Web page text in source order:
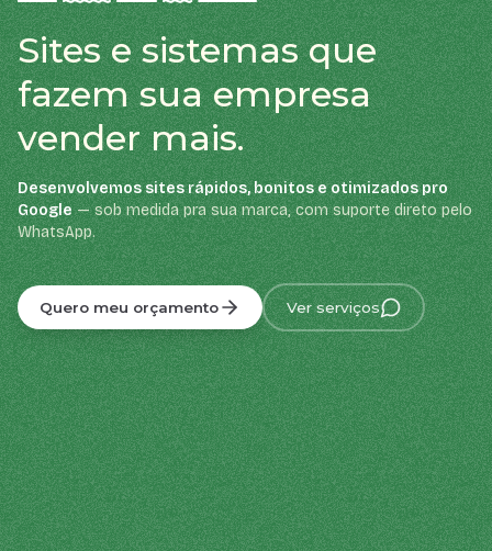
Sites e sistemas que
fazem sua empresa
vender mais.
Desenvolvemos sites rápidos, bonitos e otimizados pro
Google — sob medida pra sua marca, com suporte direto pelo
WhatsApp.
Quero meu orçamento Ver serviços